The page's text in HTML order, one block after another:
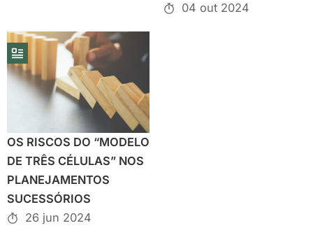
04 out 2024
OS RISCOS DO “MODELO
DE TRÊS CÉLULAS” NOS
PLANEJAMENTOS
SUCESSÓRIOS
26 jun 2024